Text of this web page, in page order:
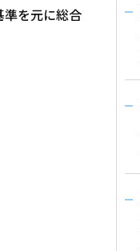
を元に総合